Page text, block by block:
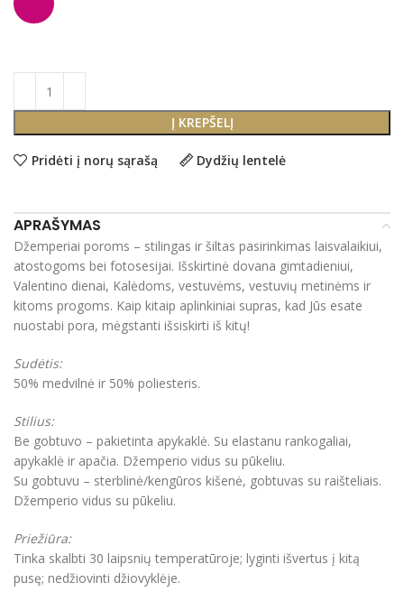
Į KREPŠELĮ
Pridėti į norų sąrašą Dydžių lentelė
APRAŠYMAS
Džemperiai poroms – stilingas ir šiltas pasirinkimas laisvalaikiui,
atostogoms bei fotosesijai. Išskirtinė dovana gimtadieniui,
Valentino dienai, Kalėdoms, vestuvėms, vestuvių metinėms ir
kitoms progoms. Kaip kitaip aplinkiniai supras, kad Jūs esate
nuostabi pora, mėgstanti išsiskirti iš kitų!
Sudėtis:
50% medvilnė ir 50% poliesteris.
Stilius:
Be gobtuvo – pakietinta apykaklė. Su elastanu rankogaliai,
apykaklė ir apačia. Džemperio vidus su pūkeliu.
Su gobtuvu – sterblinė/kengūros kišenė, gobtuvas su raišteliais.
Džemperio vidus su pūkeliu.
Priežiūra:
Tinka skalbti 30 laipsnių temperatūroje; lyginti išvertus į kitą
pusę; nedžiovinti džiovyklėje.